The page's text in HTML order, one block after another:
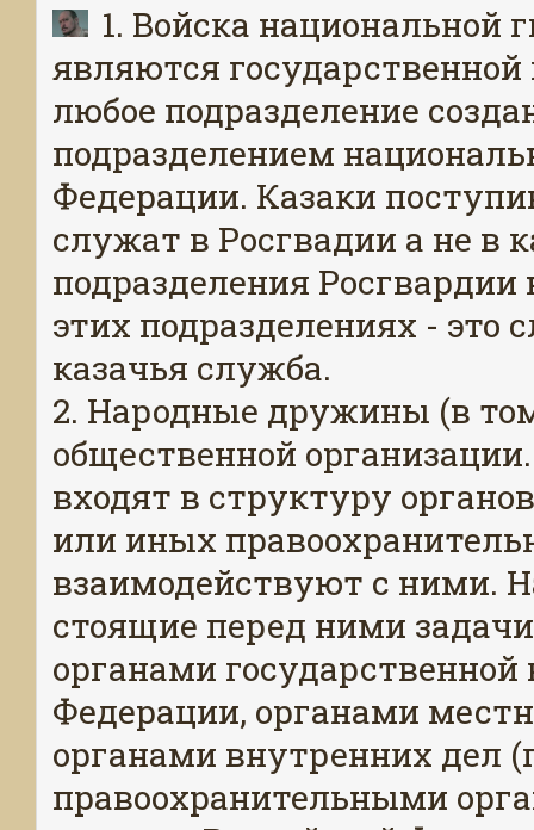
1. Войска национальной
являются
любое подразделение
подразделением
Федерации. Казаки
служат в Росгвадии а не в
подразделения
этих подразделениях - это
казачья служба.
2. Народные дружины (в
общественной
входят в структуру
или иных
взаимодействуют с ними.
стоящие перед ними
органами
Федерации, органами
органами внутренних дел
правоохранительными